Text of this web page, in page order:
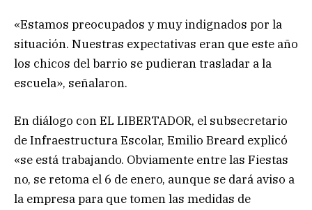
«Estamos preocupados y muy indignados por la
situación. Nuestras expectativas eran que este año
los chicos del barrio se pudieran trasladar a la
escuela», señalaron.
En diálogo con EL LIBERTADOR, el subsecretario
de Infraestructura Escolar, Emilio Breard explicó
«se está trabajando. Obviamente entre las Fiestas
no, se retoma el 6 de enero, aunque se dará aviso a
la empresa para que tomen las medidas de